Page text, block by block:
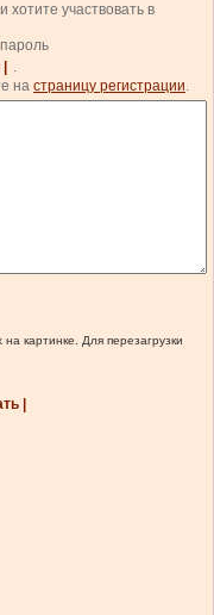
хотите участвовать в
.
на страницу регистрации.
картинке. Для перезагрузки
|